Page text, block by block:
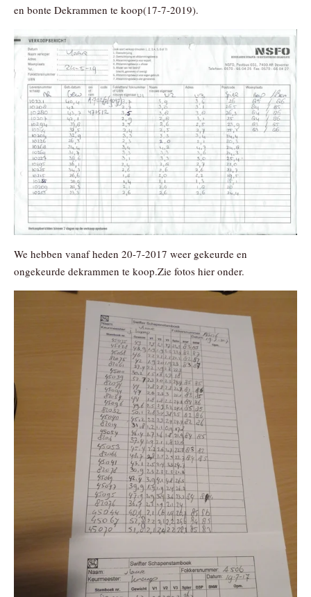
en bonte Dekrammen te koop(17-7-2019).
We hebben vanaf heden 20-7-2017 weer gekeurde en
ongekeurde dekrammen te koop.Zie fotos hier onder.